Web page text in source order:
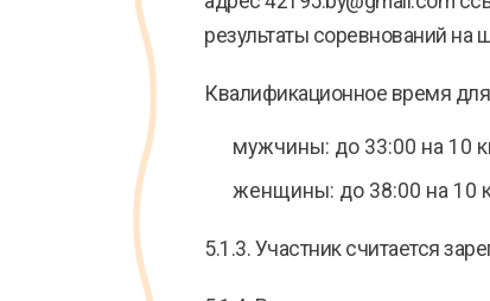
результаты соревнований на
Квалификационное время
мужчины: до 33:00 на 10
женщины: до 38:00 на 10
5.1.3. Участник считается